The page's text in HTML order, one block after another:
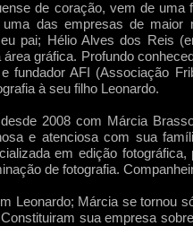
de coração, vem de
uma das empresas de maior
pai; Hélio Alves dos Reis
área gráfica. Profundo
fundador AFI (Associação
à seu filho Leonardo.
2008 com Márcia
e atenciosa com sua
em edição
de fotografia.
Márcia se tornou
sua empresa